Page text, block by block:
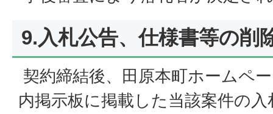
9.入札公告、仕様書等の削
契約締結後、田原本町ホームペ
内掲示板に掲載した当該案件の